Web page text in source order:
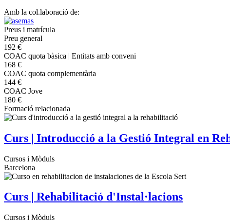
Amb la col.laboració de:
Preus i matrícula
Preu general
192 €
COAC quota bàsica | Entitats amb conveni
168 €
COAC quota complementària
144 €
COAC Jove
180 €
Formació relacionada
Curs | Introducció a la Gestió Integral en
Cursos i Mòduls
Barcelona
Curs | Rehabilitació d'Instal·lacions
Cursos i Mòduls